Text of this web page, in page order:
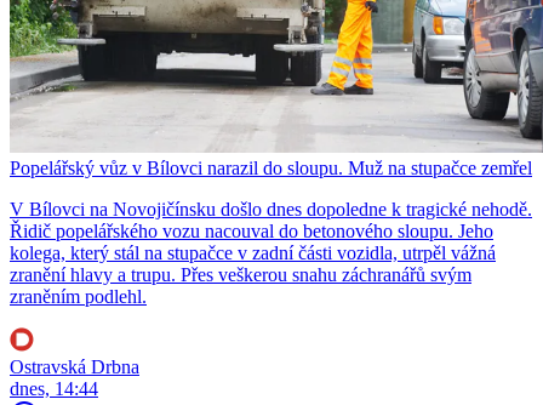
Popelářský vůz v Bílovci narazil do sloupu. Muž na stupačce zemřel
V Bílovci na Novojičínsku došlo dnes dopoledne k tragické nehodě.
Řidič popelářského vozu nacouval do betonového sloupu. Jeho
kolega, který stál na stupačce v zadní části vozidla, utrpěl vážná
zranění hlavy a trupu. Přes veškerou snahu záchranářů svým
zraněním podlehl.
Ostravská Drbna
dnes, 14:44